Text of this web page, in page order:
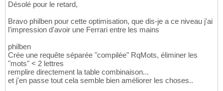
Désolé pour le retard,
Bravo philben pour cette optimisation, que dis-je a ce niveau j'ai
l'impression d'avoir une Ferrari entre les mains
philben
Crée une requête séparée "compilée" RqMots, éliminer les
"mots" < 2 lettres
remplire directement la table combinaison...
et j'en passe tout cela semble bien améliorer les choses..